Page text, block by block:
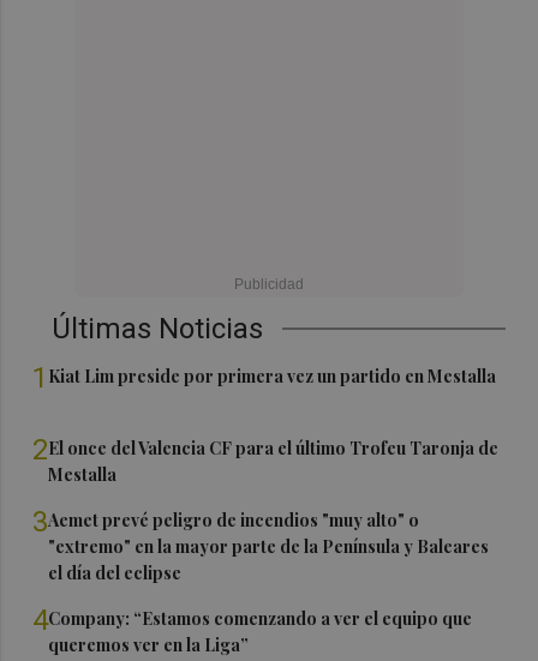
Últimas Noticias
1 Kiat Lim preside por primera vez un partido en Mestalla
2El once del Valencia CF para el último Trofeu Taronja de
Mestalla
3Aemet prevé peligro de incendios "muy alto" o
"extremo" en la mayor parte de la Península y Baleares
el día del eclipse
4Company: “Estamos comenzando a ver el equipo que
queremos ver en la Liga”